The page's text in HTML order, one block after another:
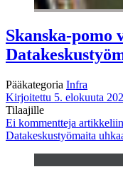
Skanska-pomo
Pääkategoria Infra
Kirjoitettu 5. elokuuta
Tilaajille
Ei kommentteja
Datakeskustyömaita